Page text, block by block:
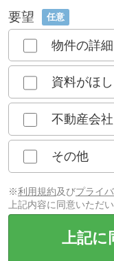
要望 任意
物件の詳
資料がほ
不動産会
その他
※利用規約及びプライ
上記内容に同意いただ
上記に